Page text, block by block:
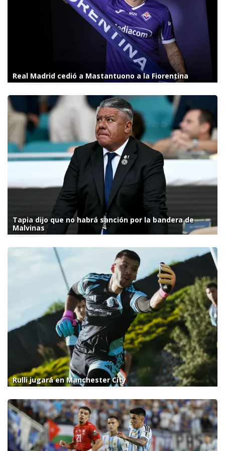
Real Madrid cedió a Mastantuono a la Fiorentina
Tapia dijo que no habrá sanción por la bandera de
Malvinas
Rulli jugará en Manchester City